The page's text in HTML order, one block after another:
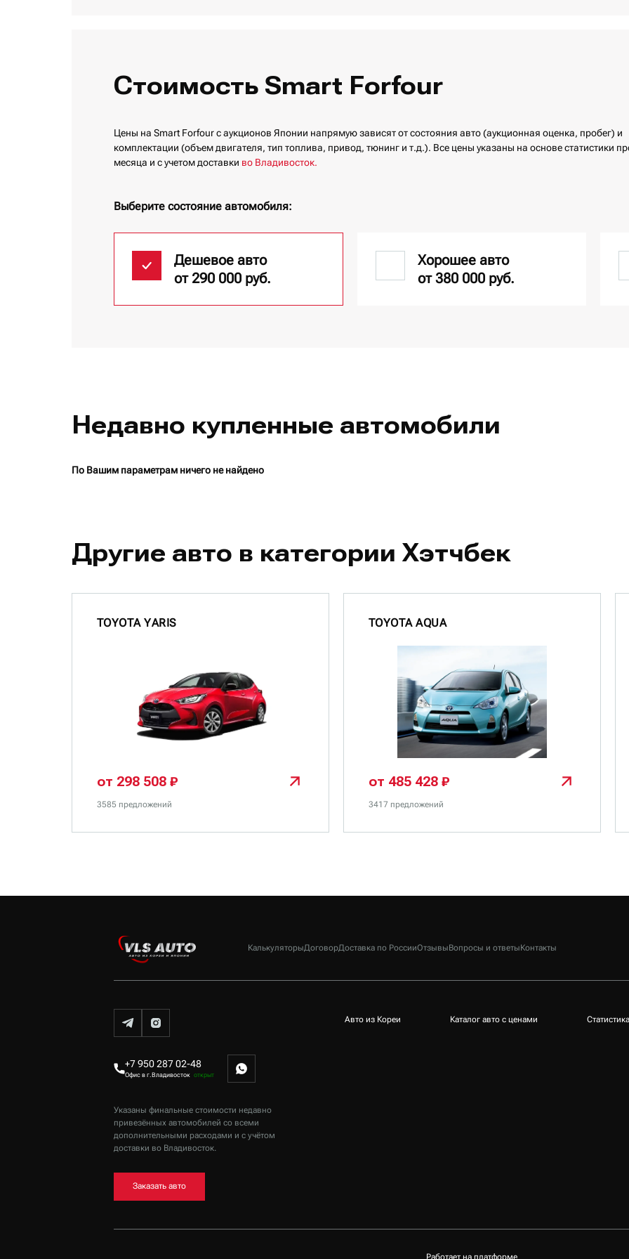
Стоимость Smart Forfour
Цены на Smart Forfour с аукционов Японии напрямую зависят от состояния авто (аукционная оценка, пробег) и
комплектации (объем двигателя, тип топлива, привод, тюнинг и т.д.). Все цены указаны на основе статистики
месяца и с учетом доставки во Владивосток.
Выберите состояние автомобиля:
Дешевое авто
от 290 000 руб.
Хорошее авто
от 380 000 руб.
Недавно купленные автомобили
По Вашим параметрам ничего не найдено
Другие авто в категории Хэтчбек
TOYOTA YARIS
от 298 508 ₽
3585 предложений
TOYOTA AQUA
от 485 428 ₽
3417 предложений
КалькуляторыДоговорДоставка по РоссииОтзывыВопросы и ответыКонтакты
+7 950 287 02-48
Офис в г.Владивосток открыт
Указаны финальные стоимости недавно
привезённых автомобилей со всеми
дополнительными расходами и с учётом
доставки во Владивосток.
Заказать авто
Авто из Кореи Каталог авто с ценами Статистика
Работает на платформе